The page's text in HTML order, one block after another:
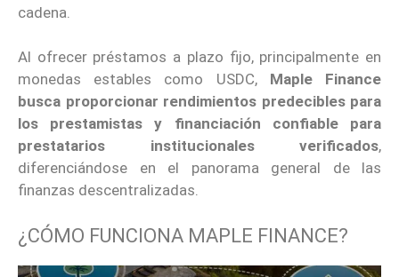
cadena.
Al ofrecer préstamos a plazo fijo, principalmente en
monedas estables como USDC, Maple Finance
busca proporcionar rendimientos predecibles para
los prestamistas y financiación confiable para
prestatarios institucionales verificados,
diferenciándose en el panorama general de las
finanzas descentralizadas.
¿CÓMO FUNCIONA MAPLE FINANCE?